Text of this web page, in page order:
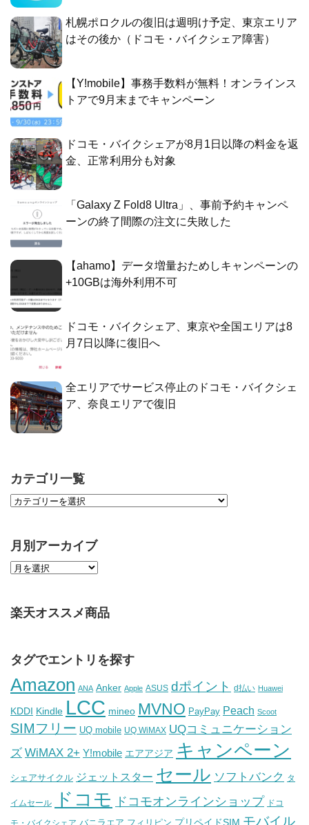
札幌ポロクルの復旧は週明け予定、東京エリア
はその後か（ドコモ・バイクシェア障害）
【Y!mobile】事務手数料が無料！オンラインス
トアで9月末までキャンペーン
ドコモ・バイクシェアが8月1日以降の料金を返
金、正常利用分も対象
「Galaxy Z Fold8 Ultra」、事前予約キャンペ
ーンの終了間際の注文に失敗した
【ahamo】データ増量おためしキャンペーンの
+10GBは海外利用不可
ドコモ・バイクシェア、東京や全国エリアは8
月7日以降に復旧へ
全エリアでサービス停止のドコモ・バイクシェ
ア、奈良エリアで復旧
カテゴリ一覧
月別アーカイブ
楽天オススメ商品
タグでエントリを探す
Amazon ANA Anker Apple ASUS dポイント d払い Huawei
KDDI Kindle LCC mineo MVNO PayPay Peach Scoot
SIMフリー UQ mobile UQ WiMAX UQコミュニケーション
ズ WiMAX 2+ Y!mobile エアアジア キャンペーン
シェアサイクル ジェットスター セール ソフトバンク タ
イムセール ドコモ ドコモオンラインショップ ドコ
モ・バイクシェア バニラエア フィリピン プリペイドSIM モバイル